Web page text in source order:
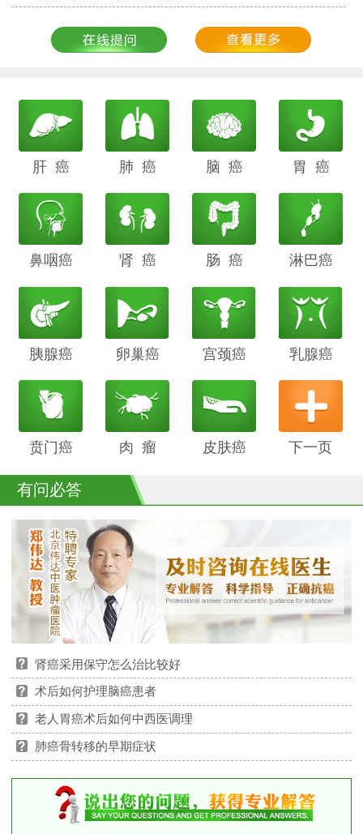
下一页
肝 癌 阴道癌肺 癌 甲状腺癌
脑 癌 前列腺癌
胃 癌
鼻咽癌 胆管癌肾 癌
子宫内膜
癌
肠 癌 膀胱癌
淋巴癌
胰腺癌 鳞癌
卵巢癌 骨癌
宫颈癌 喉癌
乳腺癌
贲门癌 阴茎癌肉 瘤 白血病皮肤癌
有问必答
肾癌采用保守怎么治比较好
术后如何护理脑癌患者
老人胃癌术后如何中西医调理
肺癌骨转移的早期症状